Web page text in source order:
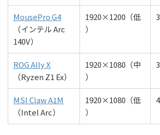
MousePro G4
（インテル Arc
140V）
1920×1200（低
）
ROG Ally X
（Ryzen Z1 Ex）
1920×1080（中
）
MSI Claw A1M
（Intel Arc）
1920×1080（低
）